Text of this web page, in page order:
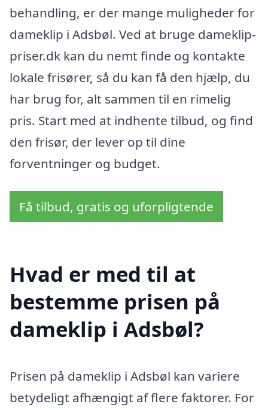
behandling, er der mange muligheder for
dameklip i Adsbøl. Ved at bruge dameklip-
priser.dk kan du nemt finde og kontakte
lokale frisører, så du kan få den hjælp, du
har brug for, alt sammen til en rimelig
pris. Start med at indhente tilbud, og find
den frisør, der lever op til dine
forventninger og budget.
Få tilbud, gratis og uforpligtende
Hvad er med til at
bestemme prisen på
dameklip i Adsbøl?
Prisen på dameklip i Adsbøl kan variere
betydeligt afhængigt af flere faktorer. For